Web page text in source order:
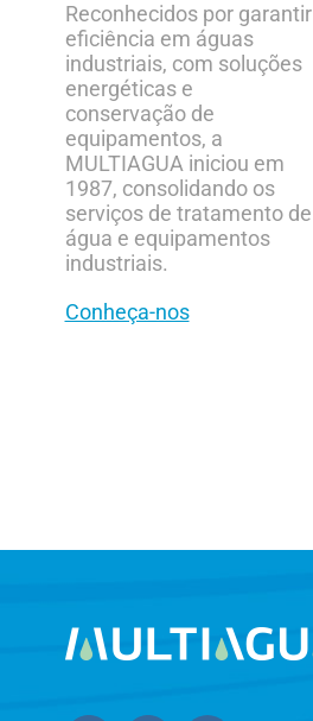
Reconhecidos por garantir
eficiência em águas
industriais, com soluções
energéticas e
conservação de
equipamentos, a
MULTIAGUA iniciou em
1987, consolidando os
serviços de tratamento de
água e equipamentos
industriais.
Conheça-nos